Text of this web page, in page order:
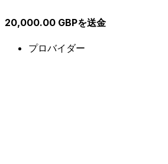
20,000.00 GBPを送金
プロバイダー